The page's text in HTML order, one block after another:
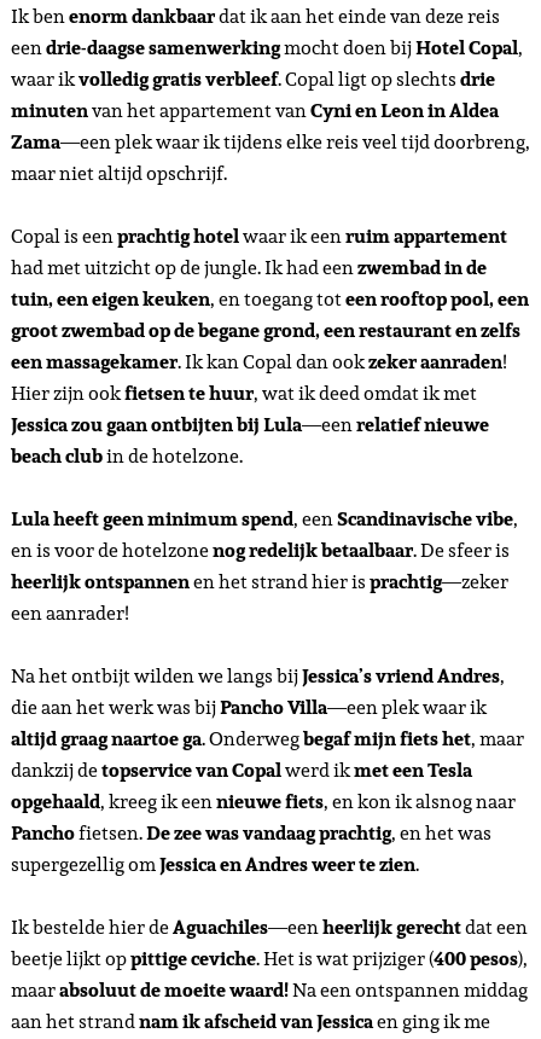
Ik benenorm dankbaardat ik aan het einde van deze reis
eendrie-daagse samenwerkingmocht doen bijHotel Copal,
waar ikvolledig gratis verbleef. Copal ligt op slechtsdrie
minutenvan het appartement vanCyni en Leon in Aldea
Zama—een plek waar ik tijdens elke reis veel tijd doorbreng,
maar niet altijd opschrijf.
Copal is eenprachtig hotelwaar ik eenruim appartement
had met uitzicht op de jungle. Ik had eenzwembad in de
tuin, een eigen keuken, en toegang toteen rooftop pool, een
groot zwembad op de begane grond, een restaurant en zelfs
een massagekamer. Ik kan Copal dan ookzeker aanraden!
Hier zijn ookfietsen te huur, wat ik deed omdat ik met
Jessica zou gaan ontbijten bij Lula—eenrelatief nieuwe
beach clubin de hotelzone.
Lula heeft geen minimum spend, eenScandinavische vibe,
en is voor de hotelzonenog redelijk betaalbaar. De sfeer is
heerlijk ontspannenen het strand hier isprachtig—zeker
een aanrader!
Na het ontbijt wilden we langs bijJessica’s vriend Andres,
die aan het werk was bijPancho Villa—een plek waar ik
altijd graag naartoe ga. Onderwegbegaf mijn fiets het, maar
dankzij detopservice van Copalwerd ikmet een Tesla
opgehaald, kreeg ik eennieuwe fiets, en kon ik alsnog naar
Panchofietsen.De zee was vandaag prachtig, en het was
supergezellig omJessica en Andres weer te zien.
Ik bestelde hier deAguachiles—eenheerlijk gerechtdat een
beetje lijkt oppittige ceviche. Het is wat prijziger (400 pesos),
maarabsoluut de moeite waard!Na een ontspannen middag
aan het strandnam ik afscheid van Jessicaen ging ik me